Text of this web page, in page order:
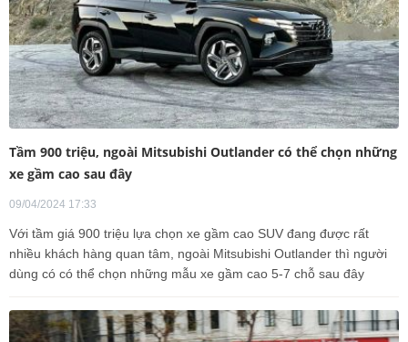
Tầm 900 triệu, ngoài Mitsubishi Outlander có thể chọn những
xe gầm cao sau đây
09/04/2024 17:33
Với tầm giá 900 triệu lựa chọn xe gầm cao SUV đang được rất
nhiều khách hàng quan tâm, ngoài Mitsubishi Outlander thì người
dùng có có thể chọn những mẫu xe gầm cao 5-7 chỗ sau đây